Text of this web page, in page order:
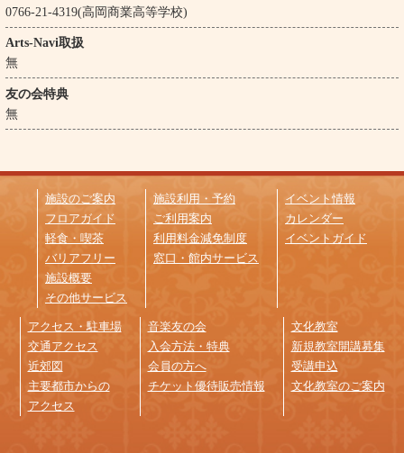
0766-21-4319(高岡商業高等学校)
Arts-Navi取扱
無
友の会特典
無
施設のご案内
フロアガイド
軽食・喫茶
バリアフリー
施設概要
その他サービス
施設利用・予約
ご利用案内
利用料金減免制度
窓口・館内サービス
イベント情報
カレンダー
イベントガイド
アクセス・駐車場
交通アクセス
近郊図
主要都市からの
アクセス
音楽友の会
入会方法・特典
会員の方へ
チケット優待販売情報
文化教室
新規教室開講募集
受講申込
文化教室のご案内